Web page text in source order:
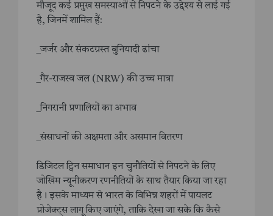
मौजूद कई प्रमुख समस्याओं से निपटने के उद्देश्य से लाई गई
है, जिनमें शामिल हैं:
_जर्जर और संकटग्रस्त बुनियादी ढांचा
_गैर-राजस्व जल (NRW) की उच्च मात्रा
_निगरानी प्रणालियों का अभाव
_संसाधनों की अक्षमता और असमान वितरण
डिजिटल ट्विन समाधान इन चुनौतियों से निपटने के लिए
जोखिम न्यूनीकरण रणनीतियों के साथ तैयार किया जा रहा
है। इसके माध्यम से भारत के विभिन्न शहरों में पायलट
प्रोजेक्ट्स लागू किए जाएंगे, ताकि देखा जा सके कि कैसे